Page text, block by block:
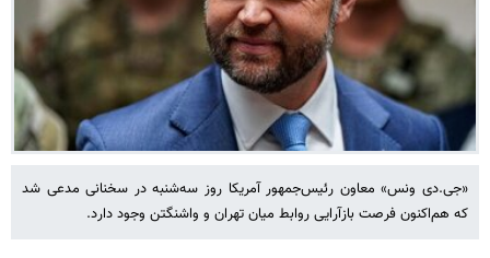
«جی‌.دی ونس» معاون رئیس‌جمهور آمریکا روز سه‌شنبه در سخنانی مدعی شد
که هم‌اکنون فرصت بازآرایی روابط میان تهران و واشنگتن وجود دارد.